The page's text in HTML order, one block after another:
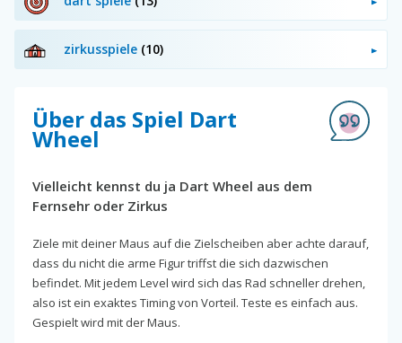
zirkusspiele (10)
Über das Spiel Dart
Wheel
Vielleicht kennst du ja Dart Wheel aus dem
Fernsehr oder Zirkus
Ziele mit deiner Maus auf die Zielscheiben aber achte darauf,
dass du nicht die arme Figur triffst die sich dazwischen
befindet. Mit jedem Level wird sich das Rad schneller drehen,
also ist ein exaktes Timing von Vorteil. Teste es einfach aus.
Gespielt wird mit der Maus.